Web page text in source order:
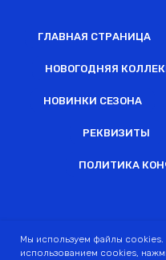
ГЛАВНАЯ СТРАНИЦА
НОВОГОДНЯЯ
НОВИНКИ СЕЗОНА
РЕКВИЗИТЫ
ПОЛИТИКА
Мы используем файлы cookies.
использованием cookies,